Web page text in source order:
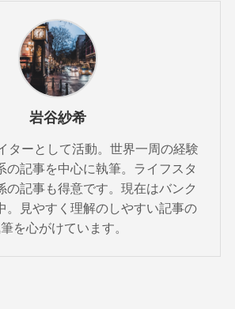
岩谷紗希
ターとして活動。世界一周の経験
の記事を中心に執筆。ライフスタ
の記事も得意です。現在はバンク
。見やすく理解のしやすい記事の
を心がけています。